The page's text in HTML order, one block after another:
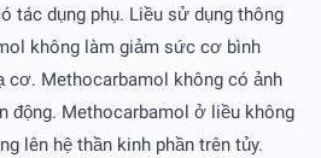
tác dụng phụ. Liều sử dụng thông
không làm giảm sức cơ bình
cơ. Methocarbamol không có ảnh
động. Methocarbamol ở liều không
lên hệ thần kinh phần trên tủy.